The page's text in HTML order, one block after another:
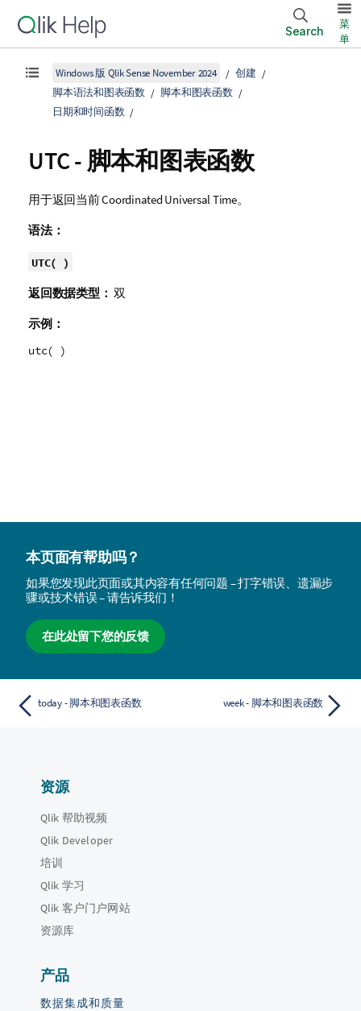
Search
菜
单
Windows 版 Qlik Sense November 2024
创建
脚本语法和图表函数
脚本和图表函数
日期和时间函数
UTC - 脚本和图表函数
用于返回当前Coordinated Universal Time。
语法：
UTC( )
返回数据类型： 双
示例：
utc( )
本页面有帮助吗？
如果您发现此页面或其内容有任何问题 – 打字错误、遗漏步
骤或技术错误 – 请告诉我们！
在此处留下您的反馈
today - 脚本和图表函数 week - 脚本和图表函数
资源
Qlik 帮助视频
Qlik Developer
培训
Qlik 学习
Qlik 客户门户网站
资源库
产品
数据集成和质量